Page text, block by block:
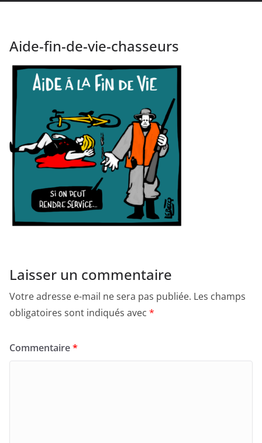
Aide-fin-de-vie-chasseurs
Laisser un commentaire
Votre adresse e-mail ne sera pas publiée. Les champs
obligatoires sont indiqués avec *
Commentaire*